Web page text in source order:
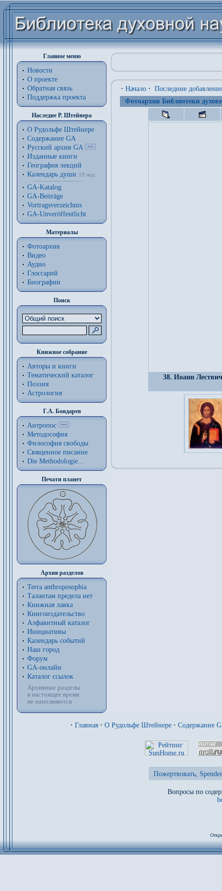
Главное меню
Новости
О проекте
Обратная связь
Поддержка проекта
Наследие Р. Штейнера
О Рудольфе Штейнере
Содержание GA
Русский архив GA
Изданные книги
География лекций
Календарь души
19 нед.
GA-Katalog
GA-Beiträge
Vortragsverzeichnis
GA-Unveröffentlicht
Материалы
Фотоархив
Видео
Аудио
Глоссарий
Биографии
Поиск
Книжное собрание
Авторы и книги
Тематический каталог
Поэзия
Астрология
Г.А. Бондарев
Антропос
Методософия
Философия cвободы
Священное писание
Die Methodologie...
Печати планет
Архив разделов
Terra anthroposophia
Талантам предела нет
Книжная лавка
Книгоиздательство
Алфавитный каталог
Инициативы
Календарь событий
Наш город
Форум
GA-онлайн
Каталог ссылок
Архивные разделы
в настоящее время
не наполняются
· Начало · Последние
Фотоархив Библиотеки
38. Иоанн
· Главная · О Рудольфе Штейнере · Содержание
Пожертвовать,
Вопросы по